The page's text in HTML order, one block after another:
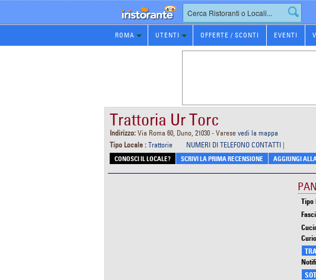
Prenotazione
Ristorante
ROMA UTENTI OFFERTE / SCONTI EVENTI
Trattoria Ur Torc
Indirizzo: Via Roma 60, Duno, 21030 - Varese vedi la mappa
Tipo Locale : Trattorie NUMERI DI TELEFONO CONTATTI |
CONOSCI IL LOCALE? SCRIVI LA PRIMA RECENSIONE AGGIUNGI
Tipo